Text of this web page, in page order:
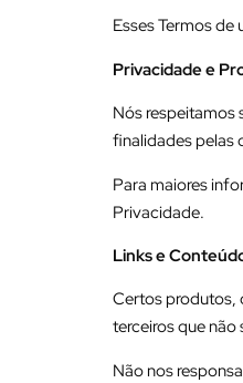
Esses Termos
Privacidade e
Nós respeitamos
finalidades pelas
Para maiores
Privacidade.
Links e
Certos produtos,
terceiros que não
Não nos